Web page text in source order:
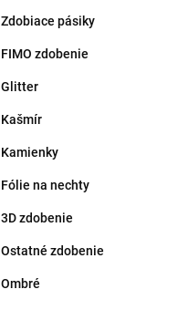
Zdobiace pásiky
FIMO zdobenie
Glitter
Kašmír
Kamienky
Fólie na nechty
3D zdobenie
Ostatné zdobenie
Ombré